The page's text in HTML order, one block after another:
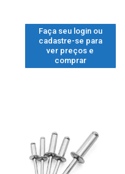
Faça seu login ou
cadastre-se para
ver preços e
comprar